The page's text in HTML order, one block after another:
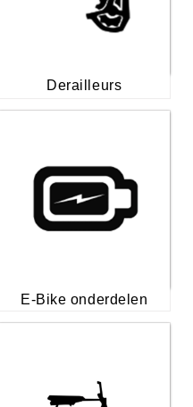
Derailleurs
E-Bike onderdelen